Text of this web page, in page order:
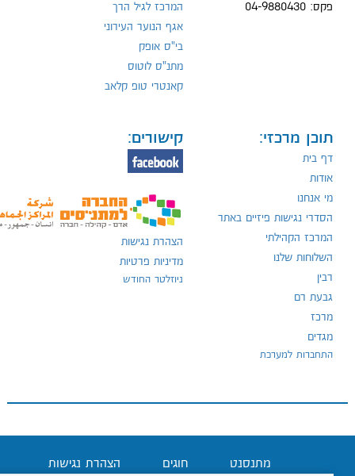
פקס: 04-9880430
המרכז לגיל הרך
אגף הנוער העירוני
בי"ס אופק
מתנ"ס לוטוס
קאנטרי טופ קלאב
תוכן מרכזי:
דף בית
אודות
מי אנחנו
הסדרי נגישות פיזיים באתר
המרכז הקהילתי
השלוחות שלנו
גבעת רם
מרכז
מגדים
התחברות למערכת
קישורים:
הצהרת נגישות
מדיניות פרטיות
ניוזלטר החודש
מתנסנט חוגים הצהרת נגישות